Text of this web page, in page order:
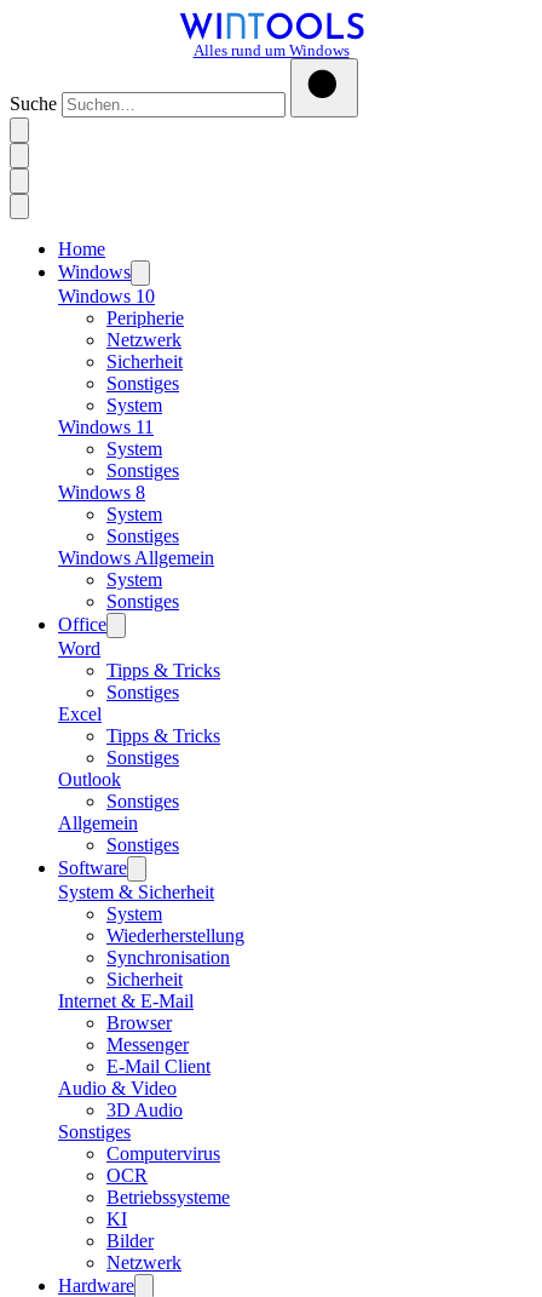
Alles rund um Windows
Suche
Home
Windows
Windows 10
Peripherie
Netzwerk
Sicherheit
Sonstiges
System
Windows 11
System
Sonstiges
Windows 8
System
Sonstiges
Windows Allgemein
System
Sonstiges
Office
Word
Tipps & Tricks
Sonstiges
Excel
Tipps & Tricks
Sonstiges
Outlook
Sonstiges
Allgemein
Sonstiges
Software
System & Sicherheit
System
Wiederherstellung
Synchronisation
Sicherheit
Internet & E-Mail
Browser
Messenger
E-Mail Client
Audio & Video
3D Audio
Sonstiges
Computervirus
OCR
Betriebssysteme
KI
Bilder
Netzwerk
Hardware